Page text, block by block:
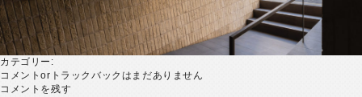
カテゴリー:
コメントorトラックバックはまだありません
コメントを残す